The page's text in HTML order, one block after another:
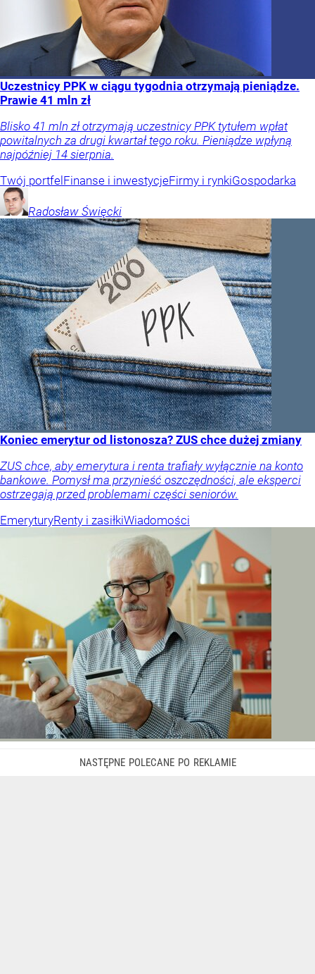
Uczestnicy PPK w ciągu tygodnia otrzymają pieniądze.
Prawie 41 mln zł
Blisko 41 mln zł otrzymają uczestnicy PPK tytułem wpłat
powitalnych za drugi kwartał tego roku. Pieniądze wpłyną
najpóźniej 14 sierpnia.
Twój portfelFinanse i inwestycjeFirmy i rynkiGospodarka
Radosław Święcki
Koniec emerytur od listonosza? ZUS chce dużej zmiany
ZUS chce, aby emerytura i renta trafiały wyłącznie na konto
bankowe. Pomysł ma przynieść oszczędności, ale eksperci
ostrzegają przed problemami części seniorów.
EmeryturyRenty i zasiłkiWiadomości